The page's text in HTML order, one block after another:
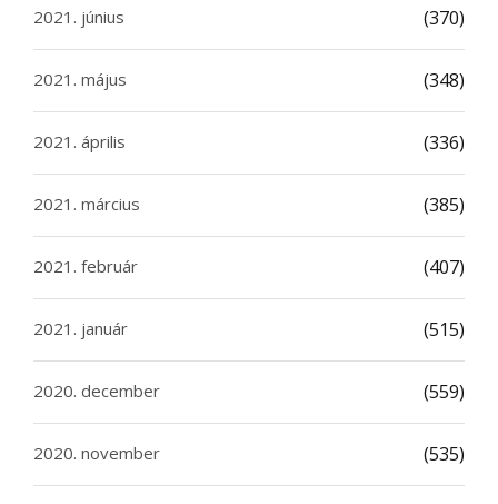
2021. június (370)
2021. május (348)
2021. április (336)
2021. március (385)
2021. február (407)
2021. január (515)
2020. december (559)
2020. november (535)